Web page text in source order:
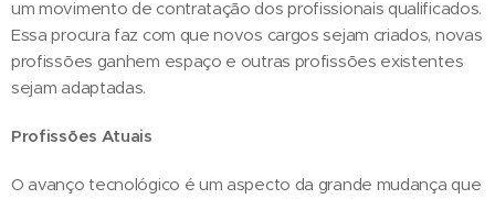
um movimento de contratação dos profissionais qualificados.
Essa procura faz com que novos cargos sejam criados, novas
profissões ganhem espaço e outras profissões existentes
sejam adaptadas.
Profissões Atuais
O avanço tecnológico é um aspecto da grande mudança que